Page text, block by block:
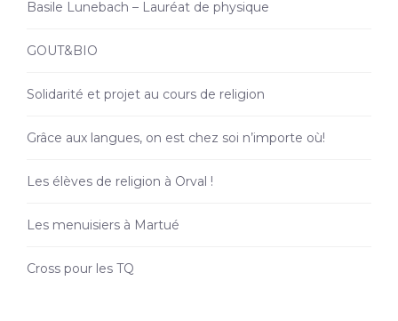
Basile Lunebach – Lauréat de physique
GOUT&BIO
Solidarité et projet au cours de religion
Grâce aux langues, on est chez soi n’importe où!
Les élèves de religion à Orval !
Les menuisiers à Martué
Cross pour les TQ